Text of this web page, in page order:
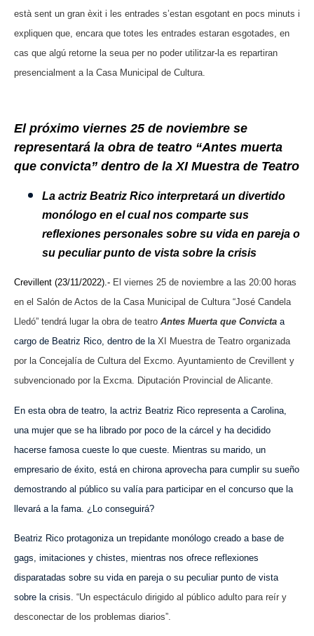
està sent un gran èxit i les entrades s’estan esgotant en pocs minuts i
expliquen que, encara que totes les entrades estaran esgotades, en
cas que algú retorne la seua per no poder utilitzar-la es repartiran
presencialment a la Casa Municipal de Cultura.
El próximo viernes 25 de noviembre se
representará la obra de teatro “Antes muerta
que convicta” dentro de la XI Muestra de Teatro
La actriz Beatriz Rico interpretará un divertido
monólogo en el cual nos comparte sus
reflexiones personales sobre su vida en pareja o
su peculiar punto de vista sobre la crisis
Crevillent (23/11/2022).- El viernes 25 de noviembre a las 20:00 horas
en el Salón de Actos de la Casa Municipal de Cultura “José Candela
Lledó” tendrá lugar la obra de teatro Antes Muerta que Convicta a
cargo de Beatriz Rico, dentro de la XI Muestra de Teatro organizada
por la Concejalía de Cultura del Excmo. Ayuntamiento de Crevillent y
subvencionado por la Excma. Diputación Provincial de Alicante.
En esta obra de teatro, la actriz Beatriz Rico representa a Carolina,
una mujer que se ha librado por poco de la cárcel y ha decidido
hacerse famosa cueste lo que cueste. Mientras su marido, un
empresario de éxito, está en chirona aprovecha para cumplir su sueño
demostrando al público su valía para participar en el concurso que la
llevará a la fama. ¿Lo conseguirá?
Beatriz Rico protagoniza un trepidante monólogo creado a base de
gags, imitaciones y chistes, mientras nos ofrece reflexiones
disparatadas sobre su vida en pareja o su peculiar punto de vista
sobre la crisis. “Un espectáculo dirigido al público adulto para reír y
desconectar de los problemas diarios”.